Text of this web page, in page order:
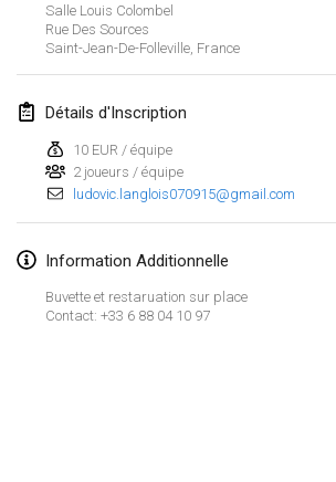
Salle Louis Colombel
Rue Des Sources
Saint-Jean-De-Folleville, France
Détails d'Inscription
10 EUR / équipe
2 joueurs / équipe
ludovic.langlois070915@gmail.com
Information Additionnelle
Buvette et restaruation sur place
Contact: +33 6 88 04 10 97
Spring Has Sprung
7 mars 2026|États-Unis
15 mars 2026|États-Unis
North Carolina Kubb Championship
21 mars 2026|États-Unis
avril 2026
Kubbtornooi 24 Uren Chiro Hallaar